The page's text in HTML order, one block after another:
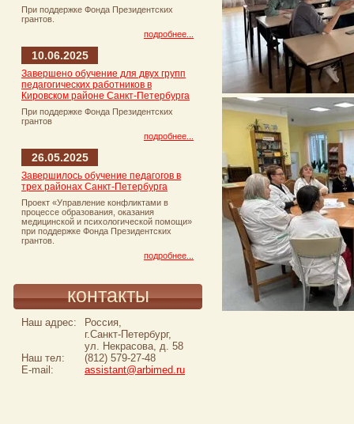
При поддержке Фонда Президентских
грантов.
подробнее...
10.06.2025
Завершено обучение для двух групп
педагогических работников в
Кировском районе Санкт-Петербурга
При поддержке Фонда Президентских
грантов
подробнее...
26.05.2025
Завершилось обучение педагогов в
трех районах Санкт-Петербурга
Проект «Управление конфликтами в
процессе образования, оказания
медицинской и психологической помощи»
при поддержке Фонда Президентских
грантов.
подробнее...
контакты
Наш адрес:
Россия,
г.Санкт-Петербург,
ул. Некрасова, д. 58
Наш тел:
(812) 579-27-48
E-mail:
assistant@arbimed.ru